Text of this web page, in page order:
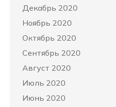
Декабрь 2020
Ноябрь 2020
Октябрь 2020
Сентябрь 2020
Август 2020
Июль 2020
Июнь 2020